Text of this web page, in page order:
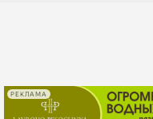
РЕКЛАМА